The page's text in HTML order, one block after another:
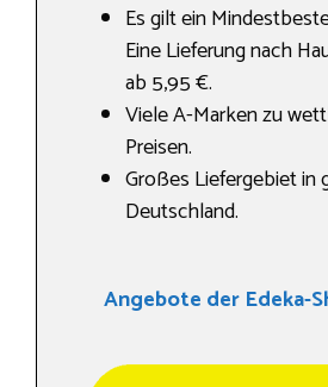
Es gilt ein
Eine Lieferung nach
ab 5,95 €.
Viele A-Marken zu
Preisen.
Großes Liefergebiet in
Deutschland.
Angebote der Edeka-